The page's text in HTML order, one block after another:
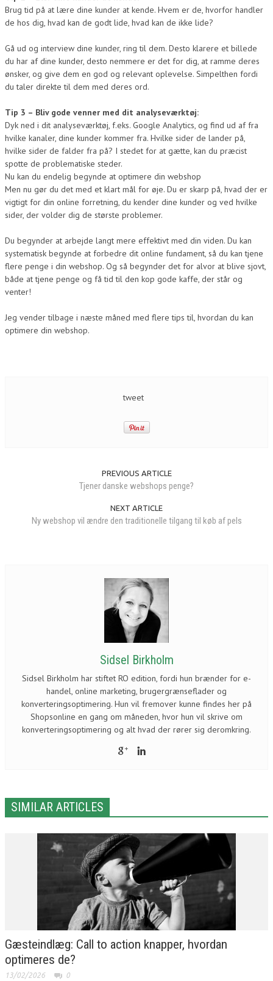
Brug tid på at lære dine kunder at kende. Hvem er de, hvorfor handler
de hos dig, hvad kan de godt lide, hvad kan de ikke lide?
Gå ud og interview dine kunder, ring til dem. Desto klarere et billede
du har af dine kunder, desto nemmere er det for dig, at ramme deres
ønsker, og give dem en god og relevant oplevelse. Simpelthen fordi
du taler direkte til dem med deres ord.
Tip 3 – Bliv gode venner med dit analyseværktøj:
Dyk ned i dit analyseværktøj, f.eks. Google Analytics, og find ud af fra
hvilke kanaler, dine kunder kommer fra. Hvilke sider de lander på,
hvilke sider de falder fra på? I stedet for at gætte, kan du præcist
spotte de problematiske steder.
Nu kan du endelig begynde at optimere din webshop
Men nu gør du det med et klart mål for øje. Du er skarp på, hvad der er
vigtigt for din online forretning, du kender dine kunder og ved hvilke
sider, der volder dig de største problemer.
Du begynder at arbejde langt mere effektivt med din viden. Du kan
systematisk begynde at forbedre dit online fundament, så du kan tjene
flere penge i din webshop. Og så begynder det for alvor at blive sjovt,
både at tjene penge og få tid til den kop gode kaffe, der står og
venter!
Jeg vender tilbage i næste måned med flere tips til, hvordan du kan
optimere din webshop.
tweet
PREVIOUS ARTICLE
Tjener danske webshops penge?
NEXT ARTICLE
Ny webshop vil ændre den traditionelle tilgang til køb af pels
Sidsel Birkholm
Sidsel Birkholm har stiftet RO edition, fordi hun brænder for e-
handel, online marketing, brugergrænseflader og
konverteringsoptimering. Hun vil fremover kunne findes her på
Shopsonline en gang om måneden, hvor hun vil skrive om
konverteringsoptimering og alt hvad der rører sig deromkring.
SIMILAR ARTICLES
Gæsteindlæg: Call to action knapper, hvordan
optimeres de?
13/02/2026 0